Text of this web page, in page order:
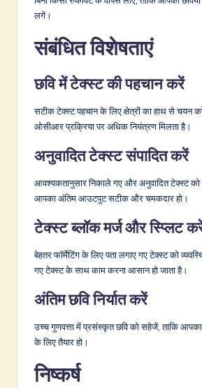
लगें।
संबंधित विशेषताएं
छवि में टेक्स्ट की पहचान करें
सटीक टेक्स्ट पहचान के लिए क्षेत्रों का हाथ से चयन
ओसीआर प्रक्रिया पर अधिक नियंत्रण मिलता है।
अनुवादित टेक्स्ट संपादित करें
आवश्यकतानुसार निकाले गए और अनुवादित टेक्स्ट को
आपका अंतिम आउटपुट सटीक और चमकदार हो।
टेक्स्ट ब्लॉक मर्ज और स्प्लिट
बेहतर फॉर्मेटिंग के लिए पता लगाए गए टेक्स्ट को
गए टेक्स्ट के साथ काम करना आसान हो जाता है।
अंतिम छवि निर्यात करें
उच्च गुणवत्ता में प्रसंस्कृत छवि को सहेजें, ताकि
के लिए तैयार हो।
निष्कर्ष